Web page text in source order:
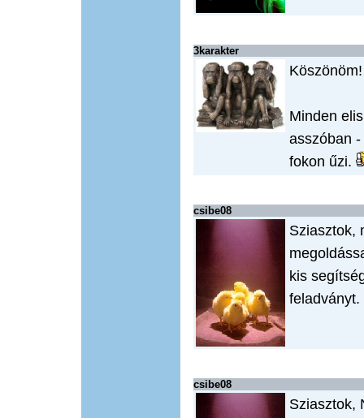
3karakter
Köszönöm!
Minden
asszóban
fokon űzi.
csibe08
Sziasztok,
kis
feladványt.
csibe08
Sziasztok,